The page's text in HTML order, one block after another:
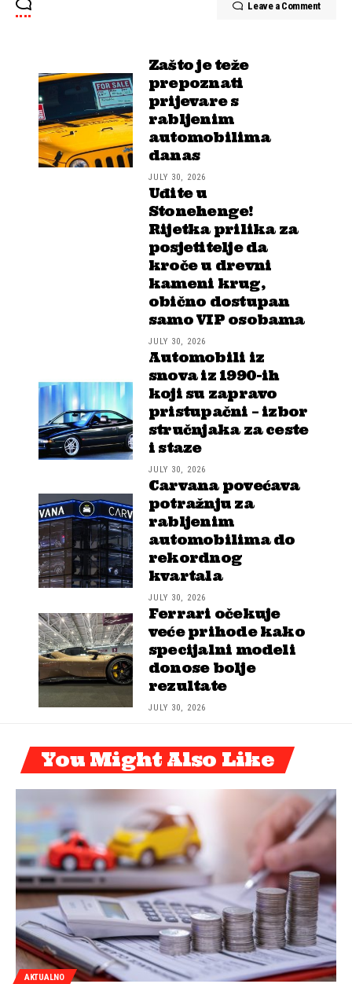
Leave a Comment
Zašto je teže
prepoznati
prijevare s
rabljenim
automobilima
danas
JULY 30, 2026
Uđite u
Stonehenge!
Rijetka prilika za
posjetitelje da
kroče u drevni
kameni krug,
obično dostupan
samo VIP osobama
JULY 30, 2026
Automobili iz
snova iz 1990-ih
koji su zapravo
pristupačni – izbor
stručnjaka za ceste
i staze
JULY 30, 2026
Carvana povećava
potražnju za
rabljenim
automobilima do
rekordnog
kvartala
JULY 30, 2026
Ferrari očekuje
veće prihode kako
specijalni modeli
donose bolje
rezultate
JULY 30, 2026
You Might Also Like
AKTUALNO